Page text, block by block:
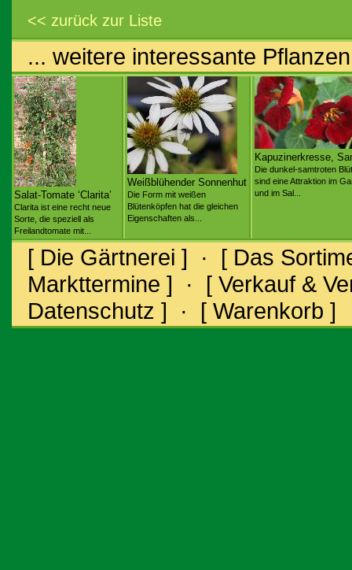
<< zurück zur Liste
... weitere interessante Pflanzen
Salat-Tomate ‘Clarita’
Clarita ist eine recht neue
Sorte, die speziell als
Freilandtomate mit...
Weißblühender Sonnenhut
Die Form mit weißen
Blütenköpfen hat die gleichen
Eigenschaften als...
Kapuzinerkresse,
Die dunkel-samtroten
sind eine Attraktion im
und im Sal...
[ Die Gärtnerei ] · [ Das
Markttermine ] · [ Verkauf &
Datenschutz ] · [ Warenkorb ]